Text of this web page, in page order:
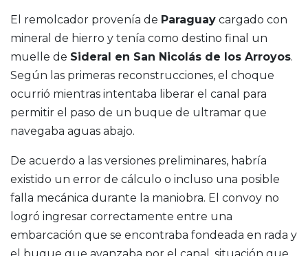
El remolcador provenía de Paraguay cargado con
mineral de hierro y tenía como destino final un
muelle de Sideral en San Nicolás de los Arroyos.
Según las primeras reconstrucciones, el choque
ocurrió mientras intentaba liberar el canal para
permitir el paso de un buque de ultramar que
navegaba aguas abajo.
De acuerdo a las versiones preliminares, habría
existido un error de cálculo o incluso una posible
falla mecánica durante la maniobra. El convoy no
logró ingresar correctamente entre una
embarcación que se encontraba fondeada en rada y